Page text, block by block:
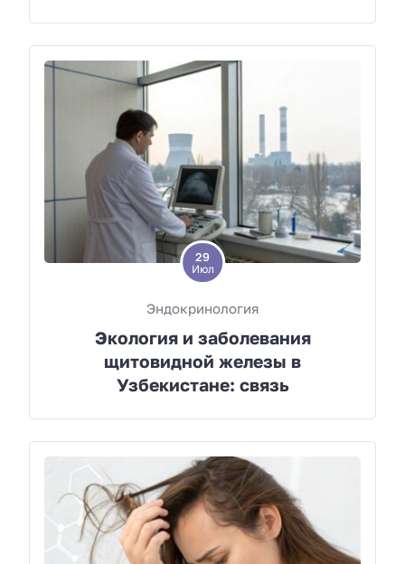
29
Июл
Эндокринология
Экология и заболевания
щитовидной железы в
Узбекистане: связь